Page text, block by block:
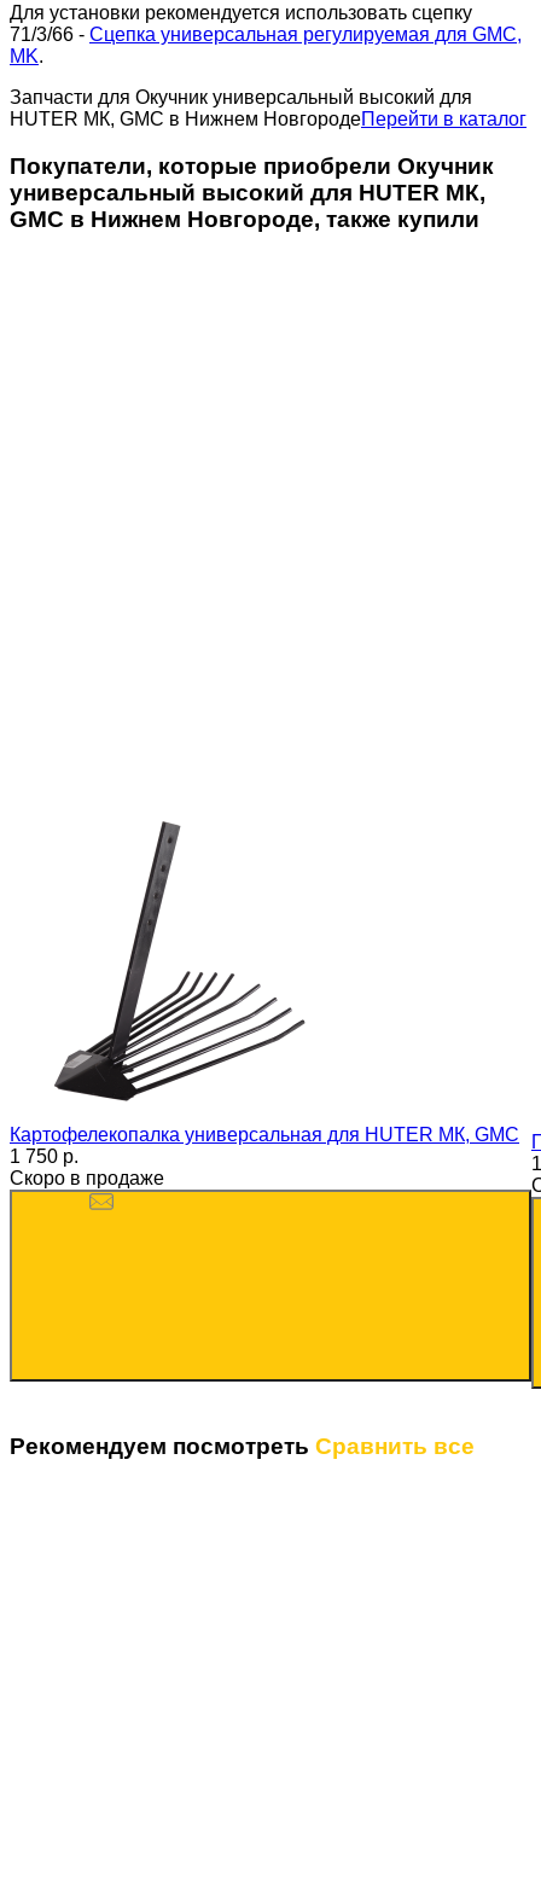
Для установки рекомендуется использовать сцепку
71/3/66 - Сцепка универсальная регулируемая для GMC,
MK.
Запчасти для Окучник универсальный высокий для
HUTER МК, GMC в Нижнем НовгородеПерейти в каталог
Покупатели, которые приобрели Окучник
универсальный высокий для HUTER МК,
GMC в Нижнем Новгороде, также купили
Картофелекопалка универсальная для HUTER МК, GMC
1 750 p.
Скоро в продаже
Рекомендуем посмотреть Сравнить все